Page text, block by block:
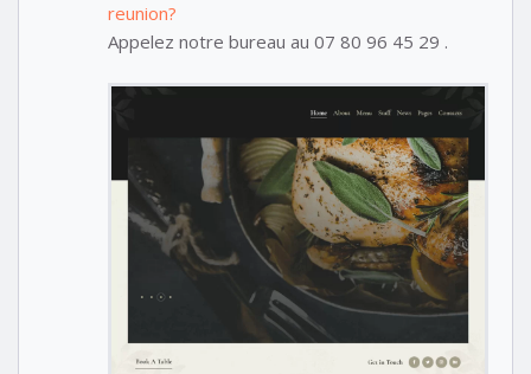
reunion?
Appelez notre bureau au 07 80 96 45 29 .